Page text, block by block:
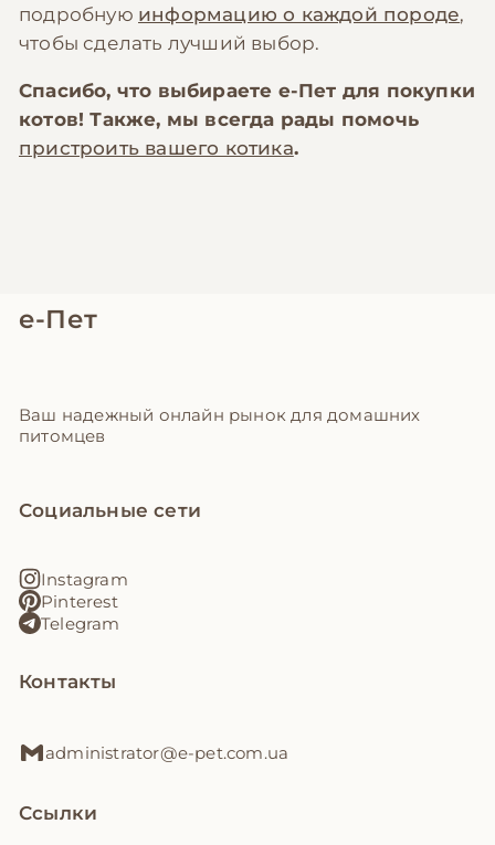
подробную информацию о каждой породе,
чтобы сделать лучший выбор.
Спасибо, что выбираете е-Пет для покупки
котов! Также, мы всегда рады помочь
пристроить вашего котика.
е-Пет
Ваш надежный онлайн рынок для домашних
питомцев
Социальные сети
Instagram
Pinterest
Telegram
Контакты
administrator@e-pet.com.ua
Ссылки